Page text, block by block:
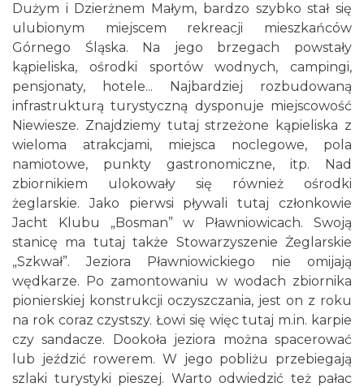
Dużym i Dzierżnem Małym, bardzo szybko stał się
ulubionym miejscem rekreacji mieszkańców
Górnego Śląska. Na jego brzegach powstały
kąpieliska, ośrodki sportów wodnych, campingi,
pensjonaty, hotele... Najbardziej rozbudowaną
infrastrukturą turystyczną dysponuje miejscowość
Niewiesze. Znajdziemy tutaj strzeżone kąpieliska z
wieloma atrakcjami, miejsca noclegowe, pola
namiotowe, punkty gastronomiczne, itp. Nad
zbiornikiem ulokowały się również ośrodki
żeglarskie. Jako pierwsi pływali tutaj członkowie
Jacht Klubu „Bosman” w Pławniowicach. Swoją
stanicę ma tutaj także Stowarzyszenie Żeglarskie
„Szkwał”. Jeziora Pławniowickiego nie omijają
wędkarze. Po zamontowaniu w wodach zbiornika
pionierskiej konstrukcji oczyszczania, jest on z roku
na rok coraz czystszy. Łowi się więc tutaj m.in. karpie
czy sandacze. Dookoła jeziora można spacerować
lub jeździć rowerem. W jego pobliżu przebiegają
szlaki turystyki pieszej. Warto odwiedzić też pałac